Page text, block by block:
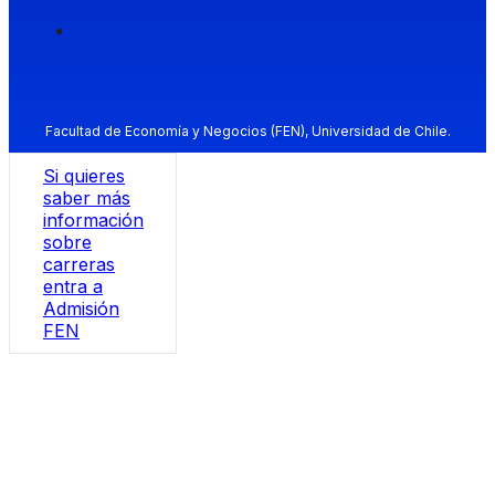
Facultad de Economía y Negocios (FEN), Universidad de Chile.
Si quieres
saber más
información
sobre
carreras
entra a
Admisión
FEN